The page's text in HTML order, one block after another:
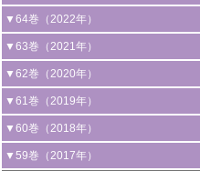
3号 有機分子変換やCO 資源化のための
光触媒に関する最近の研究
B号 第137回触媒討論会（2026年）
2号 水素製造のための水分解技術に関す
る最近の研究
3号 オレフィン系樹脂の精密合成に関す
る最新技術
4号 アルコール類の効率的変換を実現す
る非貴金属触媒の研究動向
5号 ゼオライトの合成と応用における研
2号 規制反応場を活用した固体触媒研究
の新展開
3号 未踏分子変換を目指した酸化触媒プ
ロセスの最前線
4号 シンクロトロン放射光および中性子
線を利用した触媒解析技術の最先端
5号 単原子触媒
1号 炭素が関わる触媒機能
2号 プラスチックケミカルリサイクルの
ための触媒技術
3号 非酸化物系金属化合物を基盤とした
触媒材料の開発
4号 格子酸素・格子酸素欠陥を利用した
触媒反応
▼64巻（2022年）
1号 合成ガス製造とCOを用いるケミカル
ズ合成の最新動向
2号 化学品合成のための合金触媒開発
3号 CO の排出削減および有効活用のた
めの触媒技術
4号 若手による情報発信企画～とびたて
▼63巻（2021年）
1号 金触媒の新展開
2号 ペロブスカイト
3号 特殊反応場を利用した触媒的分子変
換反応
▼62巻（2020年）
1号 触媒設計を拓く欠陥構造のキャラク
タリゼーション
2号 機能化学品製造に資するクリーンな
触媒的酸化反応
▼61巻（2019年）
1号 物質移動制御に着目した触媒プロセ
ス開発
▼60巻（2018年）
1号 固体酸触媒の最新の研究動向
▼59巻（2017年）